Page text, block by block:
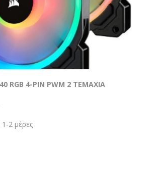
RGB 4-PIN PWM 2 ΤΕΜΑΧΙΑ
2 μέρες